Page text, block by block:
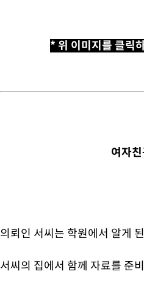
* 위 이미지를 클릭
여자
의뢰인 서씨는 학원에서 알게
서씨의 집에서 함께 자료를 준